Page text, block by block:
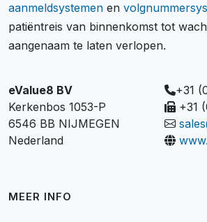
aanmeldsystemen en
patiëntreis van binnenkomst tot
aangenaam te laten verlopen.
eValue8 BV
Kerkenbos 1053-P
6546 BB NIJMEGEN
Nederland
+31
+31
MEER INFO